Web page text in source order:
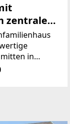
zentraler
in
rund 147 m²